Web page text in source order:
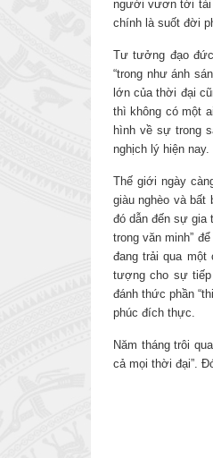
người vươn tới tài
chính là suốt đời
Tư tưởng đạo
“trong như ánh
lớn của thời đại
thì không có một
hình về sự trong
nghịch lý hiện nay.
Thế giới ngày
giàu nghèo và
đó dẫn đến sự gia
trong văn minh”
đang trải qua một
tượng cho sự tiếp
đánh thức phần
phúc đích thực.
Năm tháng trôi
cả mọi thời đại”.